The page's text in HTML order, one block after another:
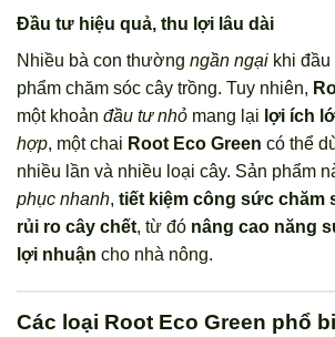
Đầu tư hiệu quả, thu lợi lâu dài
Nhiều bà con thường ngần ngại khi
phẩm chăm sóc cây trồng. Tuy nhiên,
một khoản đầu tư nhỏ mang lại lợi ích
hợp, một chai Root Eco Green có thể
nhiều lần và nhiều loại cây. Sản phẩm
phục nhanh, tiết kiệm công sức chăm
rủi ro cây chết, từ đó nâng cao năng
lợi nhuận cho nhà nông.
Các loại Root Eco Green phổ